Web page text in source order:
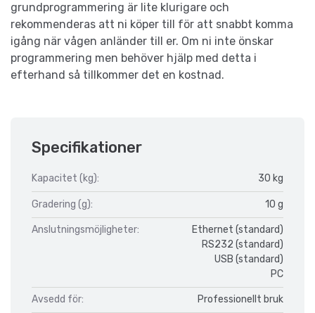
grundprogrammering är lite klurigare och
rekommenderas att ni köper till för att snabbt komma
igång när vågen anländer till er. Om ni inte önskar
programmering men behöver hjälp med detta i
efterhand så tillkommer det en kostnad.
Specifikationer
Kapacitet (kg): 30 kg
Gradering (g): 10 g
Anslutningsmöjligheter:
Ethernet (standard)
RS232 (standard)
USB (standard)
PC
Avsedd för: Professionellt bruk